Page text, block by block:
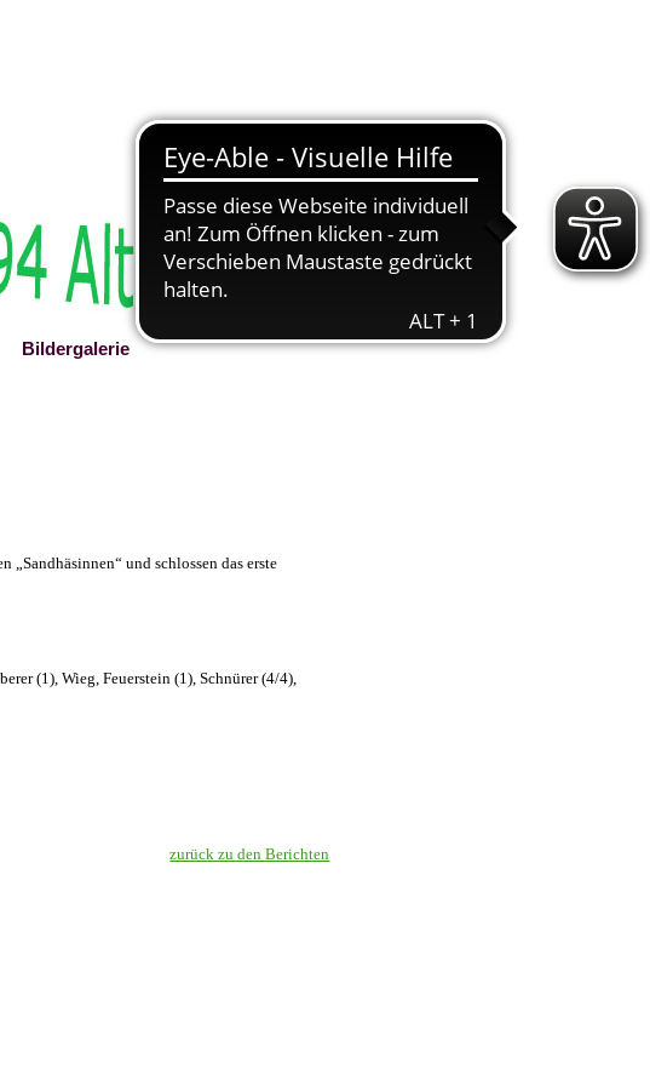
▼
Bildergalerie ▼
und schlossen das erste
(1), Wieg, Feuerstein (1), Schnürer (4/4),
zurück zu den Berichten